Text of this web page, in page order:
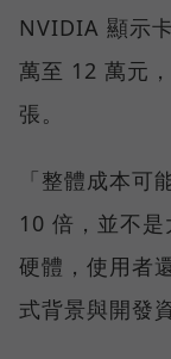
NVIDIA 顯示
萬至 12 萬元
張。
「整體成本
10 倍，並不
硬體，使用者
式背景與開發